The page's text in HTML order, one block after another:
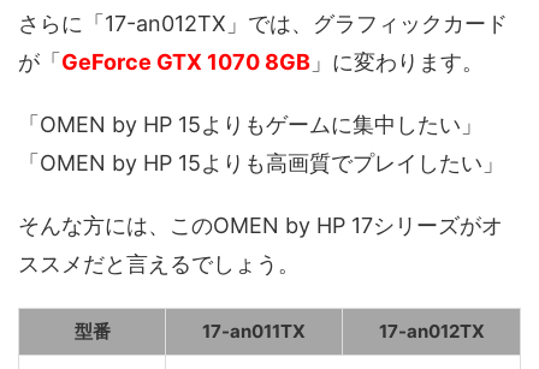
さらに「17-an012TX」では、グラフィックカード
が「 GeForce GTX 1070 8GB 」に変わります。
「OMEN by HP 15よりもゲームに集中したい」
「OMEN by HP 15よりも高画質でプレイしたい」
そんな方には、このOMEN by HP 17シリーズがオ
ススメだと言えるでしょう。
型番 17-an011TX 17-an012TX